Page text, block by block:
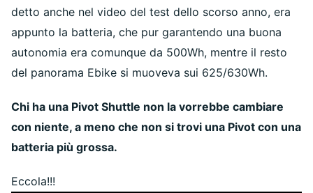
detto anche nel video del test dello scorso anno, era
appunto la batteria, che pur garantendo una buona
autonomia era comunque da 500Wh, mentre il resto
del panorama Ebike si muoveva sui 625/630Wh.
Chi ha una Pivot Shuttle non la vorrebbe cambiare
con niente, a meno che non si trovi una Pivot con una
batteria più grossa.
Eccola!!!